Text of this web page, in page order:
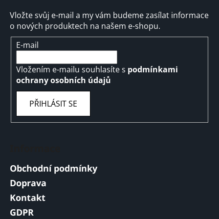
Vložte svůj e-mail a my vám budeme zasílat informace
o nových produktech na našem e-shopu.
E-mail
Vložením e-mailu souhlasíte s podmínkami
ochrany osobních údajů
PŘIHLÁSIT SE
Obchodní podmínky
Doprava
Kontakt
GDPR